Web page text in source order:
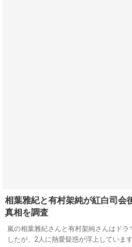
相葉雅紀と有村架純が紅白司会
真相を調査
嵐の相葉雅紀さんと有村架純さんはドラ
したが、2人に熱愛疑惑が浮上していま